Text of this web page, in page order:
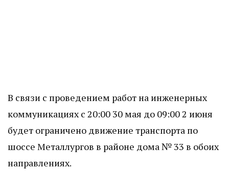
В связи с проведением работ на инженерных
коммуникациях с 20:00 30 мая до 09:00 2 июня
будет ограничено движение транспорта по
шоссе Металлургов в районе дома № 33 в обоих
направлениях.